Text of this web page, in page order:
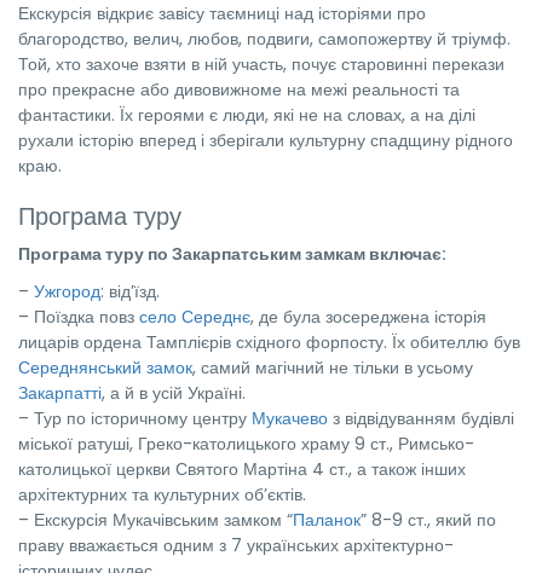
Екскурсія відкриє завісу таємниці над історіями про
благородство, велич, любов, подвиги, самопожертву й тріумф.
Той, хто захоче взяти в ній участь, почує старовинні перекази
про прекрасне або дивовижноме на межі реальності та
фантастики. Їх героями є люди, які не на словах, а на ділі
рухали історію вперед і зберігали культурну спадщину рідного
краю.
Програма туру
Програма туру по Закарпатським замкам включає:
– Ужгород: від’їзд.
– Поїздка повз село Середнє, де була зосереджена історія
лицарів ордена Тамплієрів східного форпосту. Їх обителлю був
Середнянський замок, самий магічний не тільки в усьому
Закарпатті, а й в усій Україні.
– Тур по історичному центру Мукачево з відвідуванням будівлі
міської ратуші, Греко-католицького храму 9 ст., Римсько-
католицької церкви Святого Мартіна 4 ст., а також інших
архітектурних та культурних об’єктів.
– Екскурсія Мукачівським замком “Паланок” 8-9 ст., який по
праву вважається одним з 7 українських архітектурно-